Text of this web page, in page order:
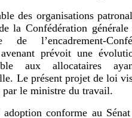
des organisations
la Confédération
de l’encadrement-
prévoit une
aux allocataires
Le présent projet de loi
par le ministre du travail.
conforme au